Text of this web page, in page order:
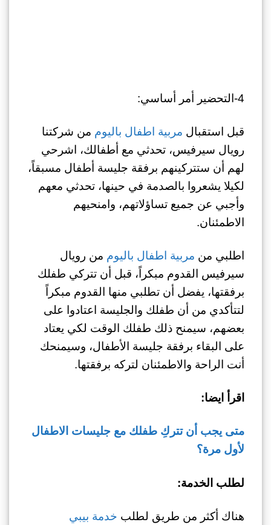
4-التحضير أمر أساسي:
قبل استقبال مربية اطفال باليوم من شركتنا
رويال سيرفيس، تحدثي مع أطفالك، اشرحي
لهم أن ستتركينهم برفقة جليسة أطفال مسبقاً،
لكيلا يشعروا بالصدمة في حينها، تحدثي معهم
وأجبي عن جميع تساؤلاتهم، وامنحيهم
الاطمئنان.
اطلبي من مربية اطفال باليوم من رويال
سيرفيس القدوم مبكراً، قبل أن تتركي طفلك
برفقتها، يفضل أن تطلبي منها القدوم مبكراً
لتتأكدي من أن طفلك والجليسة اعتادوا على
بعضهم، سيمنح ذلك طفلك الوقت لكي يعتاد
على البقاء برفقة جليسة الأطفال، وسيمنحك
أنت الراحة والاطمئنان لتركه برفقتها.
اقرأ ايضا:
متى يجب أن تتركِ طفلك مع جليسات الاطفال
لأول مرة؟
لطلب الخدمة:
هناك أكثر من طريق لطلب خدمة بيبي